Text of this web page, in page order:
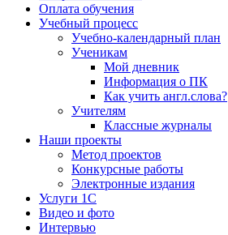
Оплата обучения
Учебный процесс
Учебно-календарный план
Ученикам
Мой дневник
Информация о ПК
Как учить англ.слова?
Учителям
Классные журналы
Наши проекты
Метод проектов
Конкурсные работы
Электронные издания
Услуги 1C
Видео и фото
Интервью